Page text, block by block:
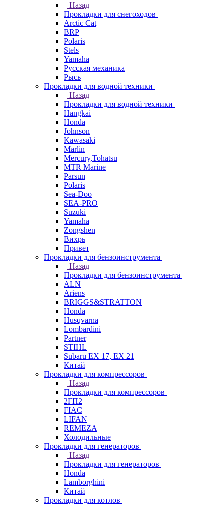
Назад
Прокладки для снегоходов
Arctic Cat
BRP
Polaris
Stels
Yamaha
Русская механика
Рысь
Прокладки для водной техники
Назад
Прокладки для водной техники
Hangkai
Honda
Johnson
Kawasaki
Marlin
Mercury,Tohatsu
MTR Marine
Parsun
Polaris
Sea-Doo
SEA-PRO
Suzuki
Yamaha
Zongshen
Вихрь
Привет
Прокладки для бензоинструмента
Назад
Прокладки для бензоинструмента
ALN
Ariens
BRIGGS&STRATTON
Honda
Husqvarna
Lombardini
Partner
STIHL
Subaru EX 17, EX 21
Китай
Прокладки для компрессоров
Назад
Прокладки для компрессоров
2ГП2
FIAC
LIFAN
REMEZA
Холодильные
Прокладки для генераторов
Назад
Прокладки для генераторов
Honda
Lamborghini
Китай
Прокладки для котлов